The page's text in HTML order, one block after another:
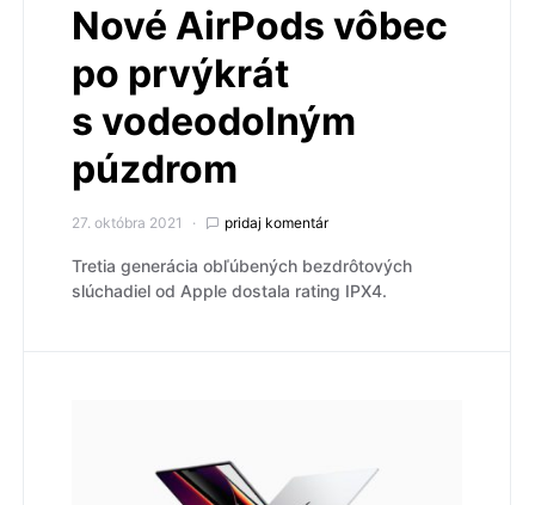
Nové AirPods vôbec
po prvýkrát
s vodeodolným
púzdrom
27. októbra 2021 pridaj komentár
Tretia generácia obľúbených bezdrôtových
slúchadiel od Apple dostala rating IPX4.